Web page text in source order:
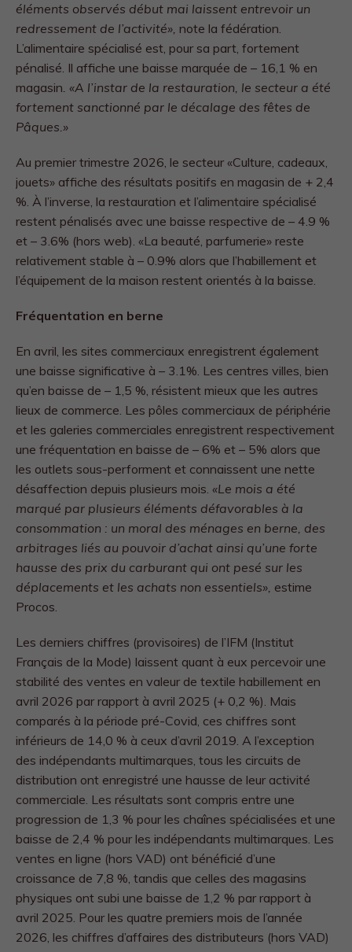
éléments observés début mai laissent entrevoir un
redressement de l’activité», note la fédération.
L’alimentaire spécialisé est, pour sa part, fortement
pénalisé. Il affiche une baisse marquée de – 16,1 % en
magasin. «A l’instar de la restauration, le secteur a été
fortement sanctionné par le décalage des fêtes de
Pâques.»
Au premier trimestre 2026, le secteur «Culture, cadeaux,
jouets» affiche des résultats positifs en magasin de + 2,4
%. À l’inverse, la restauration et l’alimentaire spécialisé
restent pénalisés avec une baisse respective de – 4.9 %
et – 3.6% (hors web). «La beauté, parfumerie» reste
relativement stable à – 0.9% alors que l’habillement et
l’équipement de la maison restent orientés à la baisse.
Fréquentation en berne
En avril, les sites commerciaux enregistrent également
une baisse significative à – 3.1%. Les centres villes, bien
qu’en baisse de – 1,5 %, résistent mieux que les autres
lieux de commerce. Les pôles commerciaux de périphérie
et les galeries commerciales enregistrent respectivement
une fréquentation en baisse de – 6% et – 5% alors que
les outlets sous-performent et connaissent une nette
désaffection depuis plusieurs mois. «Le mois a été
marqué par plusieurs éléments défavorables à la
consommation : un moral des ménages en berne, des
arbitrages liés au pouvoir d’achat ainsi qu’une forte
hausse des prix du carburant qui ont pesé sur les
déplacements et les achats non essentiels», estime
Procos.
Les derniers chiffres (provisoires) de l’IFM (Institut
Français de la Mode) laissent quant à eux percevoir une
stabilité des ventes en valeur de textile habillement en
avril 2026 par rapport à avril 2025 (+ 0,2 %). Mais
comparés à la période pré-Covid, ces chiffres sont
inférieurs de 14,0 % à ceux d’avril 2019. A l’exception
des indépendants multimarques, tous les circuits de
distribution ont enregistré une hausse de leur activité
commerciale. Les résultats sont compris entre une
progression de 1,3 % pour les chaînes spécialisées et une
baisse de 2,4 % pour les indépendants multimarques. Les
ventes en ligne (hors VAD) ont bénéficié d’une
croissance de 7,8 %, tandis que celles des magasins
physiques ont subi une baisse de 1,2 % par rapport à
avril 2025. Pour les quatre premiers mois de l’année
2026, les chiffres d’affaires des distributeurs (hors VAD)